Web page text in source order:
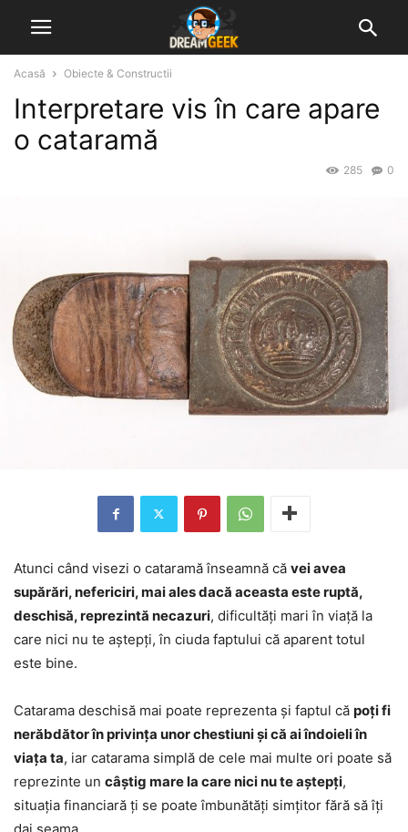
Acasă Obiecte & Constructii
Interpretare vis în care apare
o cataramă
0
285
Atunci când visezi o cataramă înseamnă că vei avea
supărări, nefericiri, mai ales dacă aceasta este ruptă,
deschisă, reprezintă necazuri, dificultăți mari în viață la
care nici nu te aștepți, în ciuda faptului că aparent totul
este bine.
Catarama deschisă mai poate reprezenta și faptul că poți fi
nerăbdător în privința unor chestiuni și că ai îndoieli în
viața ta, iar catarama simplă de cele mai multe ori poate să
reprezinte un câștig mare la care nici nu te aștepți,
situația financiară ți se poate îmbunătăți simțitor fără să îți